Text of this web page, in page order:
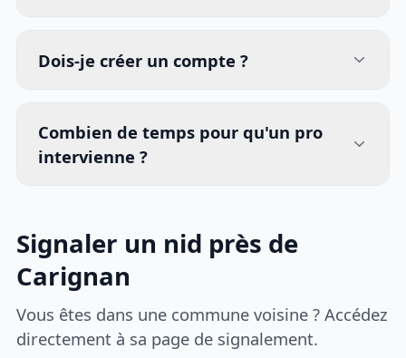
Dois-je créer un compte ?
Combien de temps pour qu'un pro
intervienne ?
Signaler un nid près de
Carignan
Vous êtes dans une commune voisine ? Accédez
directement à sa page de signalement.